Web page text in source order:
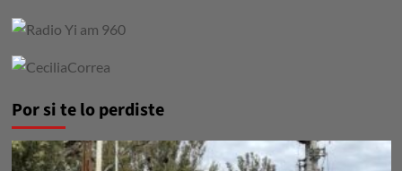
Por si te lo perdiste